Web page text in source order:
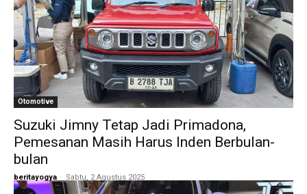
Otomotive
Suzuki Jimny Tetap Jadi Primadona,
Pemesanan Masih Harus Inden Berbulan-
bulan
beritayogya - Sabtu, 2 Agustus 2025